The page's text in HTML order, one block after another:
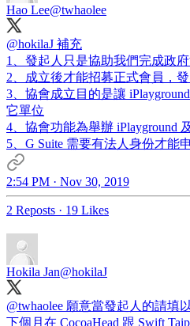
Hao Lee@twhaolee
@hokilaJ 補充
1、發起人只是協助我們完成政
2、成立後才能招募正式會員，
3、協會成立目的是讓
它單位
4、協會功能為舉辦 iPlayground
5、G Suite 需要有法人身份才能
2:54 PM · Nov 30, 2019
2 Reposts · 19 Likes
Hokila Jan@hokilaJ
@twhaolee 願意當發起人的請填